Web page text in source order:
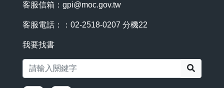
客服信箱： gpi@moc.gov.tw
客服電話：：02-2518-0207 分機22
我要找書